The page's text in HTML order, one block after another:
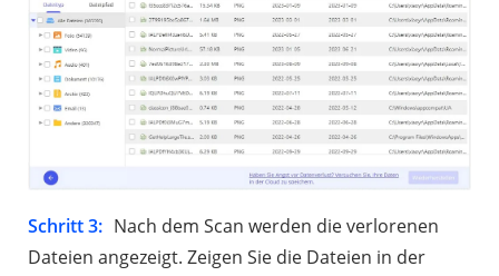
Schritt 3: Nach dem Scan werden die verlorenen
Dateien angezeigt. Zeigen Sie die Dateien in der